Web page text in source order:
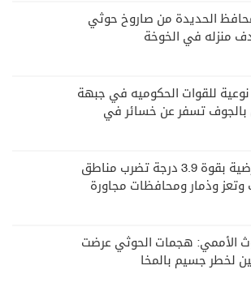
الحديدة من صاروخ حوثي
منزله في الخوخة
نوعية للقوات الحكوميه في جبهة
تسفر عن خسائر في
هزة أرضية بقوة 3.9 درجة تضرب مناطق
وذمار ومحافظات مجاورة
الأممي: هجمات الحوثي عرضت
لخطر جسيم بالمخا